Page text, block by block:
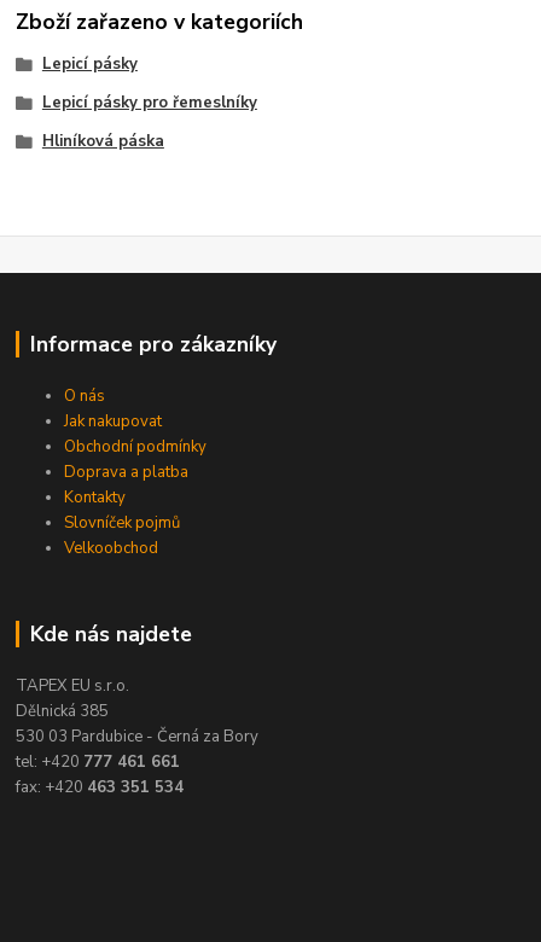
Zboží zařazeno v kategoriích
Lepicí pásky
Lepicí pásky pro řemeslníky
Hliníková páska
Informace pro zákazníky
O nás
Jak nakupovat
Obchodní podmínky
Doprava a platba
Kontakty
Slovníček pojmů
Velkoobchod
Kde nás najdete
TAPEX EU s.r.o.
Dělnická 385
530 03 Pardubice - Černá za Bory
tel: +420 777 461 661
fax: +420 463 351 534